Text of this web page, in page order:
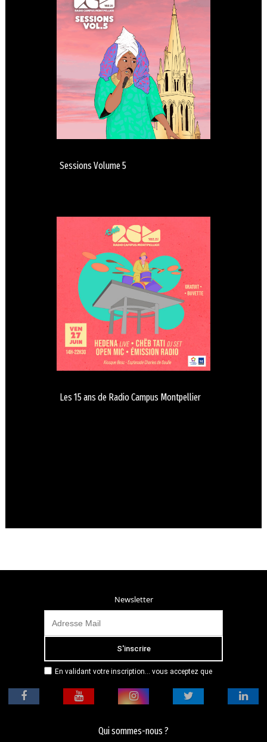
Sessions Volume 5
Les 15 ans de Radio Campus Montpellier
Newsletter
En validant votre inscription... vous acceptez que
adresse email dans le but de vous envoyer
mensuellement sa lettre d’informations. Pour plus
politique de confidentialité.
Qui sommes-nous ?